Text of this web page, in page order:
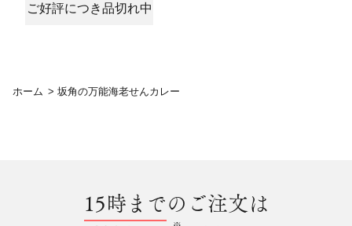
ご好評につき品切れ中
ホーム > 坂角の万能海老せんカレー
15時までのご注文は